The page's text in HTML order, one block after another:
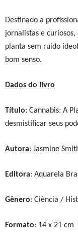
Destinado a
jornalistas e
planta sem ruído
bom senso.
Dados do livro
Título: Cannabis: A
desmistificar seus
Autora: Jasmine
Editora: Aquarela
Gênero: Ciência /
Formato: 14 x 21 cm